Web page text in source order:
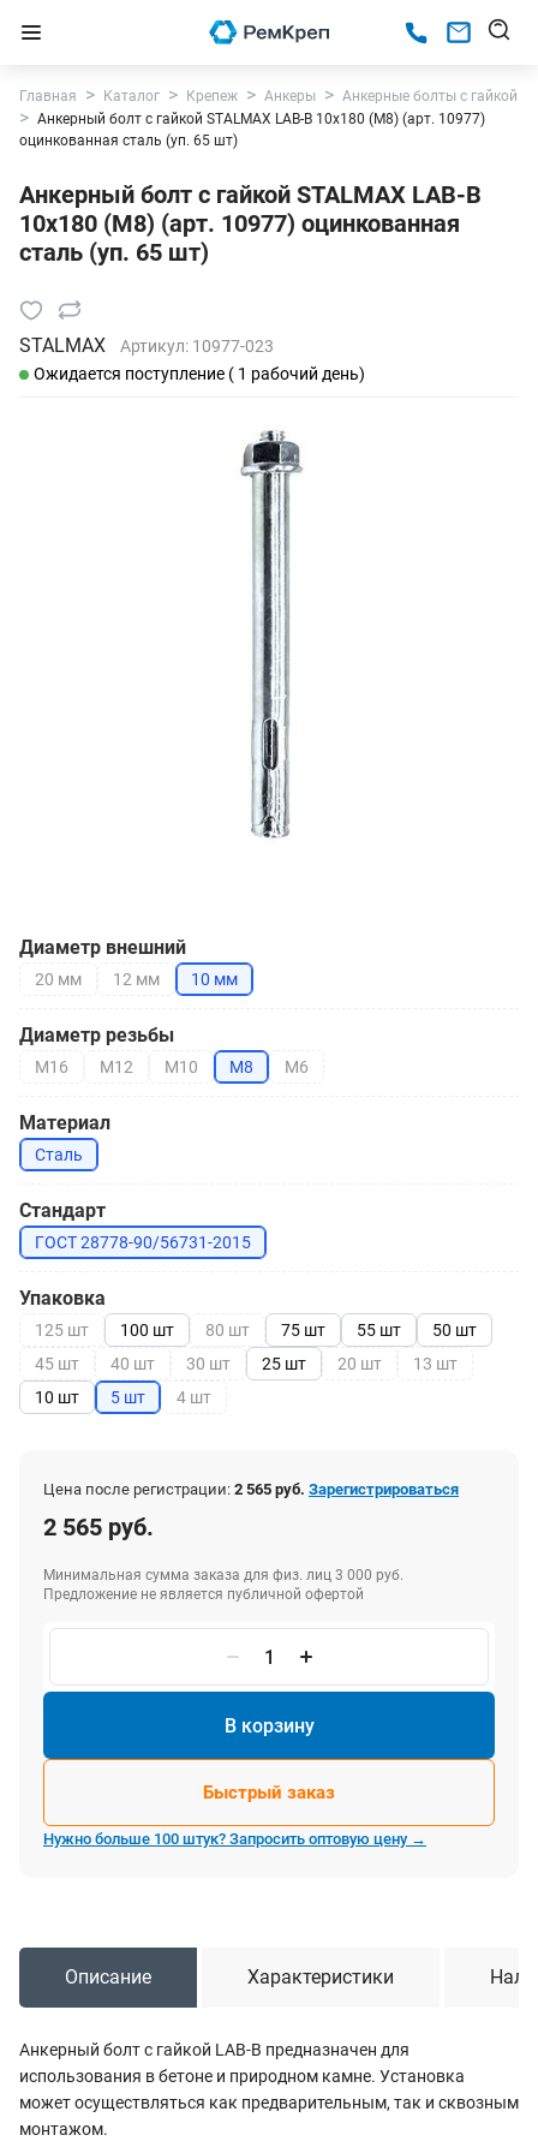
Главная Каталог Крепеж Анкеры
Анкерные болты с гайкой
Анкерный болт с гайкой STALMAX LAB-B 10х180 (М8) (арт. 10977)
оцинкованная сталь (уп. 65 шт)
Анкерный болт с гайкой STALMAX LAB-B
10х180 (М8) (арт. 10977) оцинкованная
сталь (уп. 65 шт)
STALMAX Артикул: 10977-023
Ожидается поступление ( 1 рабочий день)
Диаметр внешний
20 мм 12 мм 10 мм
Диаметр резьбы
М16 М12 М10 М8 М6
Материал
Сталь
Стандарт
ГОСТ 28778-90/56731-2015
Упаковка
125 шт 100 шт 80 шт 75 шт 55 шт
50 шт
45 шт
40 шт 30 шт 25 шт 20 шт
13 шт
10 шт
5 шт 4 шт
Цена после регистрации: 2 565 руб. Зарегистрироваться
2 565 руб.
Минимальная сумма заказа для физ. лиц 3 000 руб.
Предложение не является публичной офертой
В корзину
Быстрый заказ
Нужно больше 100 штук? Запросить оптовую цену →
Описание Характеристики
Анкерный болт с гайкой LAB-B предназначен для
использования в бетоне и природном камне. Установка
может осуществляться как предварительным, так и сквозным
монтажом.